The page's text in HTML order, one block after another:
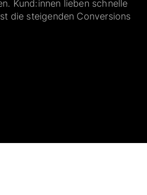
Kund:innen lieben schnelle
die steigenden Conversions